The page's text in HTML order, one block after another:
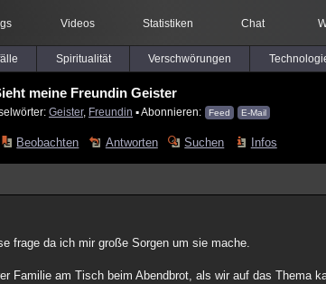
Videos Statistiken Chat
Spiritualität Verschwörungen
meine Freundin Geister
Geister, Freundin ▪ Abonnieren: Feed E-Mail
Beobachten Antworten Suchen Infos
frage da ich mir große Sorgen um sie mache.
Familie am Tisch beim Abendbrot, als wir auf das Thema